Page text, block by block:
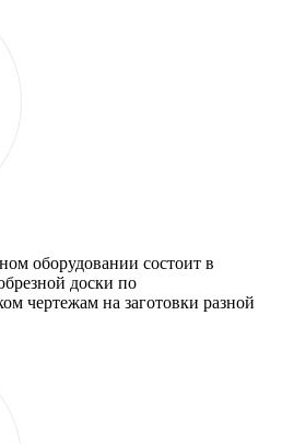
оборудовании состоит в
доски по
чертежам на заготовки разной